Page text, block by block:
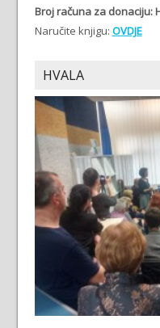
Broj računa za donaciju:
Naručite knjigu: OVDJE
HVALA